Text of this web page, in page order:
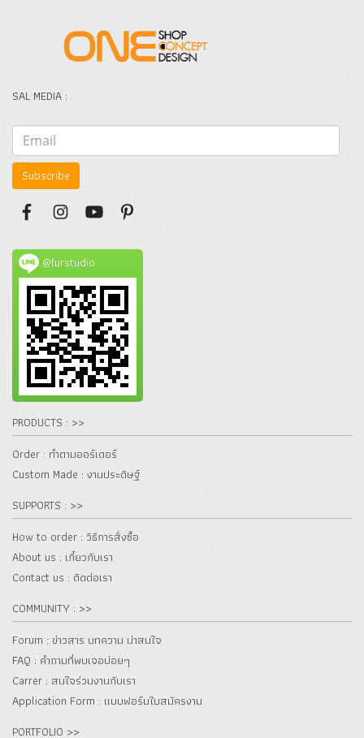
SAL MEDIA :
Subscribe
@furstudio
PRODUCTS : >>
Order : ทำตามออร์เดอร์
Custom Made : งานประดิษฐ์
SUPPORTS : >>
How to order : วิธีการสั่งซื้อ
About us : เกี๋ยวกับเรา
Contact us : ติดต่อเรา
COMMUNITY : >>
Forum : ข่าวสาร บทความ น่าสนใจ
FAQ : คำถามที่พบเจอบ่อยๆ
Carrer : สนใจร่วมงานกับเรา
Application Form : แบบฟอร์มใบสมัครงาน
PORTFOLIO >>